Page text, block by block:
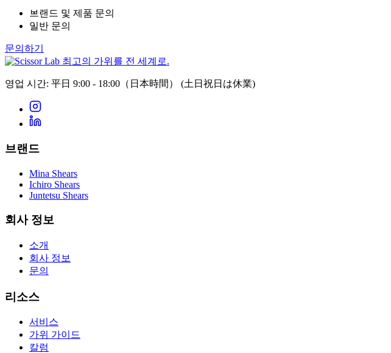
브랜드 및 제품 문의
일반 문의
문의하기
최고의 가위를 전 세계로.
영업 시간: 平日 9:00 - 18:00（日本時間） (土日祝日は休業)
브랜드
Mina Shears
Ichiro Shears
Juntetsu Shears
회사 정보
소개
회사 정보
문의
리소스
서비스
가위 가이드
칼럼